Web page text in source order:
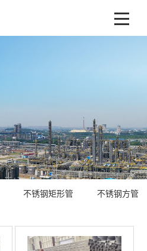
不锈钢矩形管 不锈钢方管